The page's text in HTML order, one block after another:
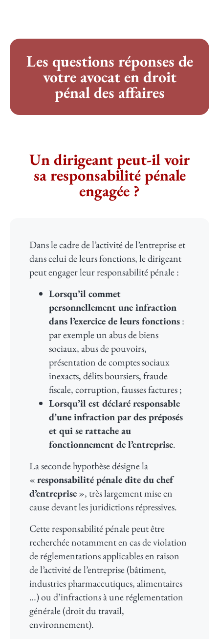
Les questions réponses de
votre avocat en droit
pénal des affaires
Un dirigeant peut-il voir
sa responsabilité pénale
engagée ?​
Dans le cadre de l’activité de l’entreprise et
dans celui de leurs fonctions, le dirigeant
peut engager leur responsabilité pénale :
Lorsqu’il commet
personnellement une infraction
dans l’exercice de leurs fonctions:
par exemple un abus de biens
sociaux, abus de pouvoirs,
présentation de comptes sociaux
inexacts, délits boursiers, fraude
fiscale, corruption, fausses factures ;
Lorsqu’il est déclaré responsable
d’une infraction par des préposés
et qui se rattache au
fonctionnement de l’entreprise.
La seconde hypothèse désigne la
«responsabilité pénale dite du chef
d’entreprise», très largement mise en
cause devant les juridictions répressives.
Cette responsabilité pénale peut être
recherchée notamment en cas de violation
de réglementations applicables en raison
de l’activité de l’entreprise (bâtiment,
industries pharmaceutiques, alimentaires
…) ou d’infractions à une réglementation
générale (droit du travail,
environnement).